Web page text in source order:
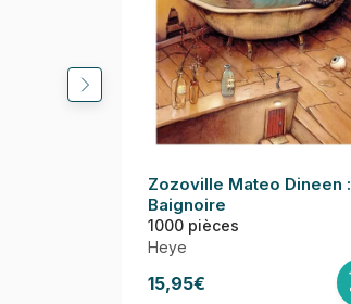
Zozoville Mateo Dineen :
Baignoire
1000 pièces
Heye
15,95€